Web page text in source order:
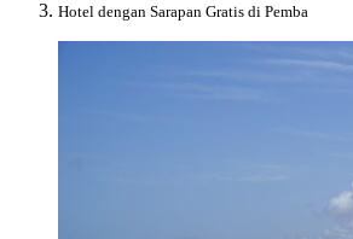
Hotel dengan Sarapan Gratis di Pemba